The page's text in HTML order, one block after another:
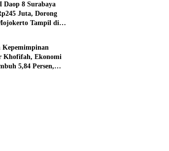
Daop 8 Surabaya
Juta, Dorong
Tampil di
Kepemimpinan
Khofifah, Ekonomi
5,84 Persen,